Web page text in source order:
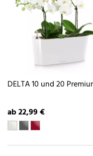
DELTA 10 und 20
ab 22,99 €